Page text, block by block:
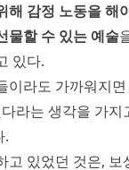
해 감정 노동을 해
물할 수 있는 예술
있다.
이라도 가까워지
라는 생각을 가지
.
고 있었던 것은, 보